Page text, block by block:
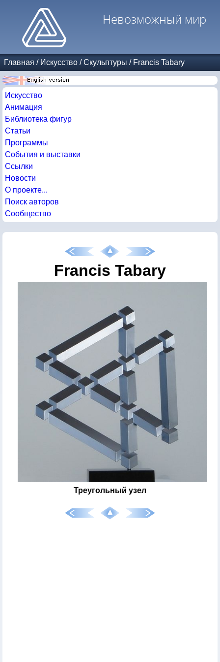
Невозможный мир
Главная / Искусство /Скульптуры / Francis Tabary
Искусство
Анимация
Библиотека фигур
Статьи
Программы
События и выставки
Ссылки
Новости
О проекте...
Поиск авторов
Сообщество
Francis Tabary
Треугольный узел